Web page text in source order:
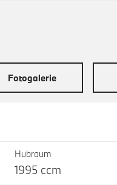
Fotogalerie
Hubraum
1995 ccm